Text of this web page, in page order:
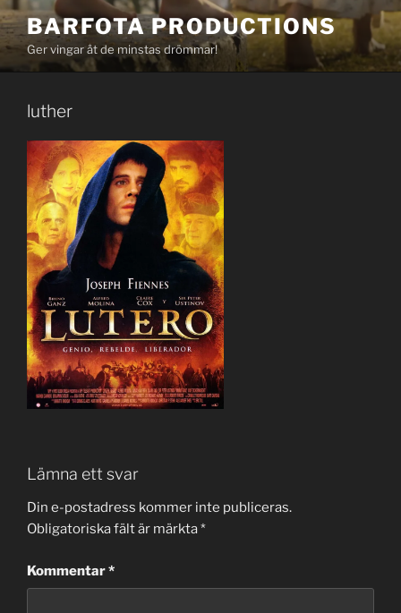
Hoppa
till
innehåll
BARFOTA PRODUCTIONS
Ger vingar åt de minstas drömmar!
luther
Lämna ett svar
Din e-postadress kommer inte publiceras.
Obligatoriska fält är märkta*
Kommentar*